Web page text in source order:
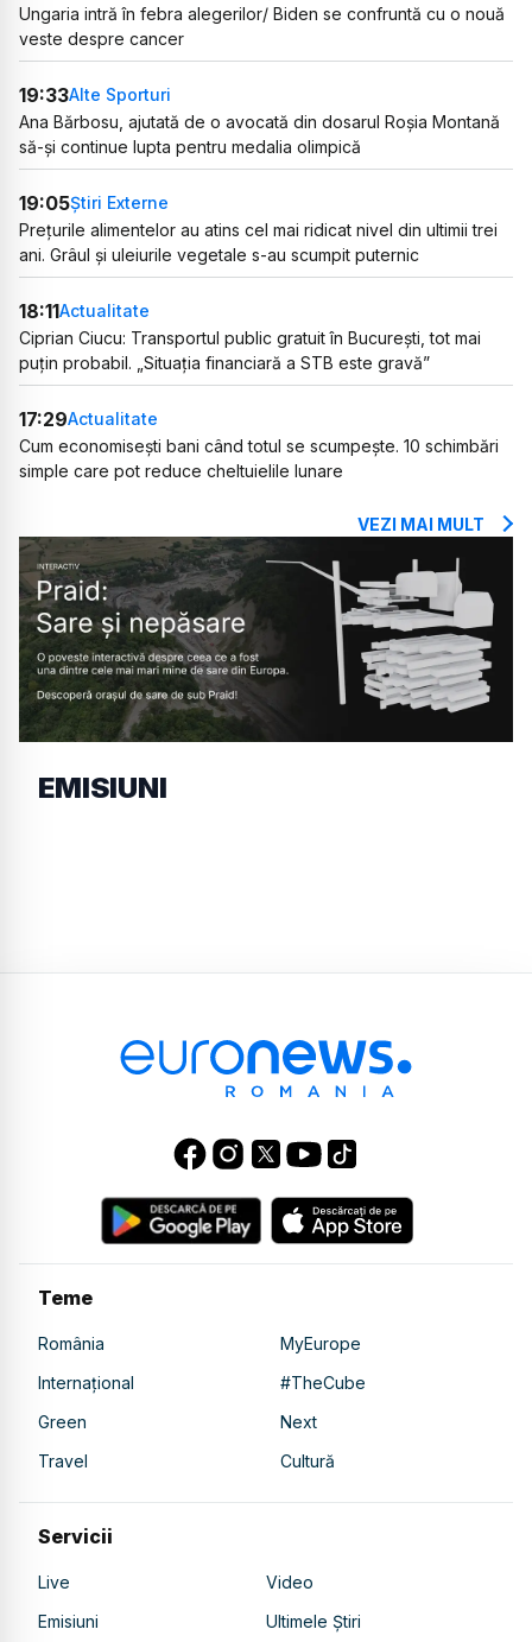
Ungaria intră în febra alegerilor/ Biden se confruntă cu o nouă
veste despre cancer
19:33Alte Sporturi
Ana Bărbosu, ajutată de o avocată din dosarul Roșia Montană
să-și continue lupta pentru medalia olimpică
19:05Știri Externe
Prețurile alimentelor au atins cel mai ridicat nivel din ultimii trei
ani. Grâul și uleiurile vegetale s-au scumpit puternic
18:11Actualitate
Ciprian Ciucu: Transportul public gratuit în București, tot mai
puțin probabil. „Situația financiară a STB este gravă”
17:29Actualitate
Cum economisești bani când totul se scumpește. 10 schimbări
simple care pot reduce cheltuielile lunare
VEZI MAI MULT
EMISIUNI
Teme
România
MyEurope
Internațional
#TheCube
Green
Next
Travel
Cultură
Servicii
Live
Video
Emisiuni
Ultimele Știri